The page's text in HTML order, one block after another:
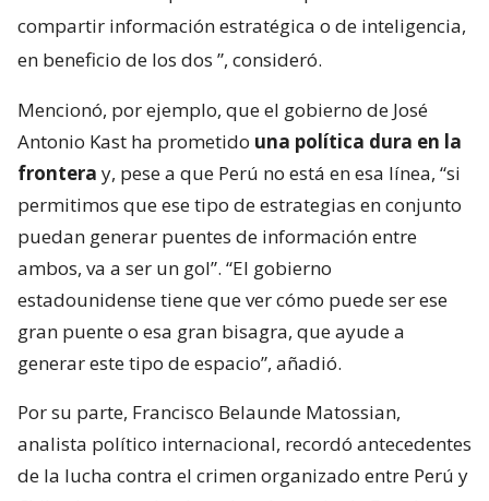
compartir información estratégica o de inteligencia,
en beneficio de los dos ”, consideró.
Mencionó, por ejemplo, que el gobierno de José
Antonio Kast ha prometido una política dura en la
frontera y, pese a que Perú no está en esa línea, “si
permitimos que ese tipo de estrategias en conjunto
puedan generar puentes de información entre
ambos, va a ser un gol”. “El gobierno
estadounidense tiene que ver cómo puede ser ese
gran puente o esa gran bisagra, que ayude a
generar este tipo de espacio”, añadió.
Por su parte, Francisco Belaunde Matossian,
analista político internacional, recordó antecedentes
de la lucha contra el crimen organizado entre Perú y